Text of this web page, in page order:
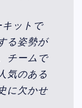
キットで
る姿勢が
チームで
気のある
に欠かせ